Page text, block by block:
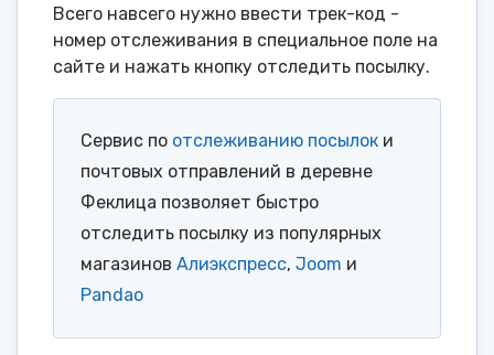
Всего навсего нужно ввести трек-код -
номер отслеживания в специальное поле на
сайте и нажать кнопку отследить посылку.
Сервис по отслеживанию посылок и
почтовых отправлений в деревне
Феклица позволяет быстро
отследить посылку из популярных
магазинов Алиэкспресс, Joom и
Pandao